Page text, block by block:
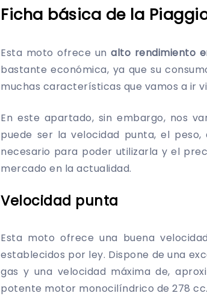
Ficha básica de la
Esta moto ofrece unalto rendimiento
bastante económica, ya que su
muchas características que vamos a ir
En este apartado, sin embargo, nos
puede ser la velocidad punta, el
necesario para poder utilizarla y el
mercado en la actualidad.
Velocidad punta
Esta moto ofrece una buena
establecidos por ley. Dispone de una
gas y una velocidad máxima de,
potente motor monocilíndrico de 278 cc.